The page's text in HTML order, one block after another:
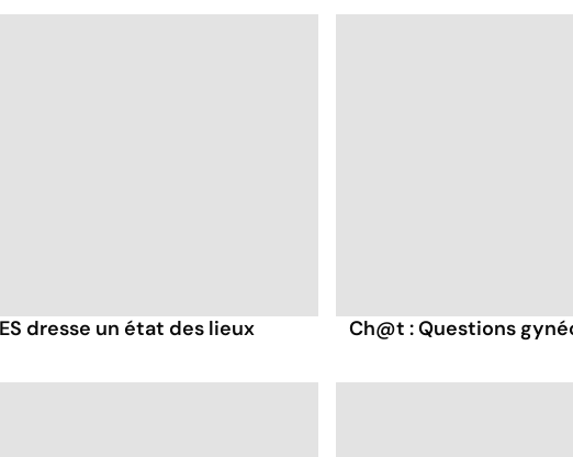
dresse un état des lieux
Ch@t : Questions